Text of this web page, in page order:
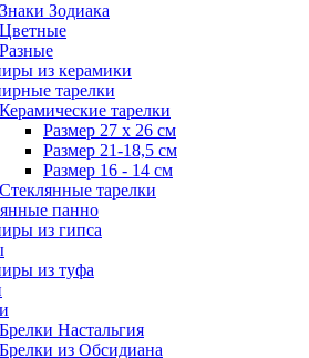
Знаки Зодиака
Цветные
Разные
из керамики
тарелки
Керамические тарелки
Размер 27 х 26 см
Размер 21-18,5 см
Размер 16 - 14 см
Стеклянные тарелки
панно
из гипса
из туфа
Брелки Настальгия
Брелки из Обсидиана